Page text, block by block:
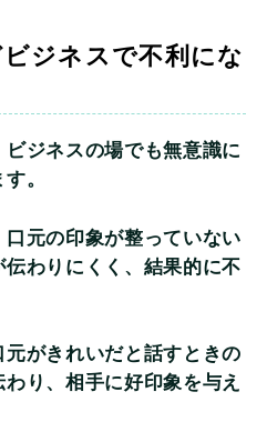
ジネスで不利にな
ジネスの場でも無意識に
。
元の印象が整っていない
わりにくく、結果的に不
がきれいだと話すときの
り、相手に好印象を与え